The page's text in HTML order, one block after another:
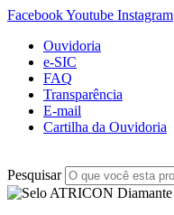
FacebookYoutube Instagram
Ouvidoria
e-SIC
FAQ
Transparência
E-mail
Cartilha da Ouvidoria
Pesquisar